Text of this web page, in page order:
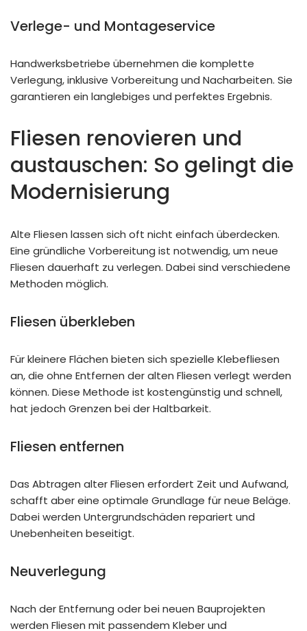
Verlege- und Montageservice
Handwerksbetriebe übernehmen die komplette
Verlegung, inklusive Vorbereitung und Nacharbeiten. Sie
garantieren ein langlebiges und perfektes Ergebnis.
Fliesen renovieren und
austauschen: So gelingt die
Modernisierung
Alte Fliesen lassen sich oft nicht einfach überdecken.
Eine gründliche Vorbereitung ist notwendig, um neue
Fliesen dauerhaft zu verlegen. Dabei sind verschiedene
Methoden möglich.
Fliesen überkleben
Für kleinere Flächen bieten sich spezielle Klebefliesen
an, die ohne Entfernen der alten Fliesen verlegt werden
können. Diese Methode ist kostengünstig und schnell,
hat jedoch Grenzen bei der Haltbarkeit.
Fliesen entfernen
Das Abtragen alter Fliesen erfordert Zeit und Aufwand,
schafft aber eine optimale Grundlage für neue Beläge.
Dabei werden Untergrundschäden repariert und
Unebenheiten beseitigt.
Neuverlegung
Nach der Entfernung oder bei neuen Bauprojekten
werden Fliesen mit passendem Kleber und